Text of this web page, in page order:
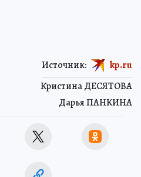
Кристина ДЕСЯТОВА
Дарья ПАНКИНА
Источник: kp.ru